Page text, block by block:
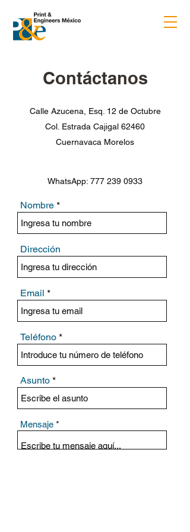
Contáctanos
Calle Azucena, Esq. 12 de Octubre
Col. Estrada Cajigal 62460
Cuernavaca Morelos
WhatsApp: 777 239 0933
Nombre
Dirección
Email
Teléfono
Asunto
Mensaje